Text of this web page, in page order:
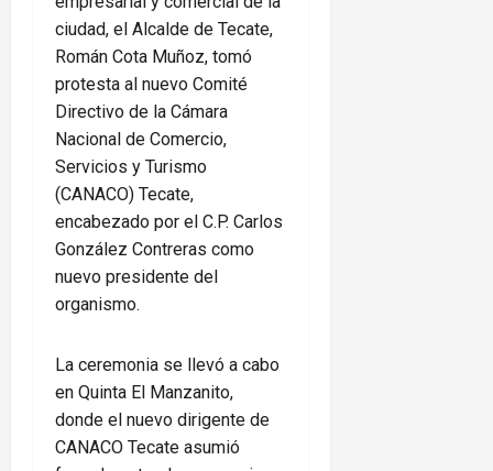
ciudad, el Alcalde de Tecate,
Román Cota Muñoz, tomó
protesta al nuevo Comité
Directivo de la Cámara
Nacional de Comercio,
Servicios y Turismo
(CANACO) Tecate,
encabezado por el C.P. Carlos
González Contreras como
nuevo presidente del
organismo.
La ceremonia se llevó a cabo
en Quinta El Manzanito,
donde el nuevo dirigente de
CANACO Tecate asumió